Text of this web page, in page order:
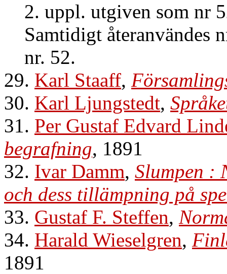
2. uppl. utgiven som nr
Samtidigt återanvändes
nr. 52.
29. Karl Staaff,
30. Karl Ljungstedt,
31. Per Gustaf Edvard
begrafning, 1891
32. Ivar Damm, Slumpen :
och dess tillämpning på
33. Gustaf F. Steffen,
34. Harald Wieselgren,
1891